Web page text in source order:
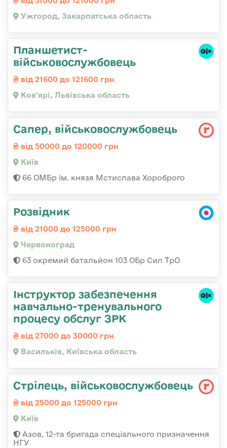
Ужгород, Закарпатська область
Планшетист-
військовослужбовець
від 21600 до 121600 грн
Ков'ярі, Львівська область
Сапер, військовослужбовець
від 50000 до 120000 грн
Київ
66 ОМБр ім. князя Мстислава Хороброго
Розвідник
від 21000 до 125000 грн
Червоноград
63 окремий батальйон 103 ОБр Сил ТрО
Інструктор забезпечення
навчально-тренувального
процесу обслуг ЗРК
від 27000 до 30000 грн
Васильків, Київська область
Стрілець, військовослужбовець
від 25000 до 125000 грн
Київ
Азов, 12-та бригада спеціального призначення
НГУ